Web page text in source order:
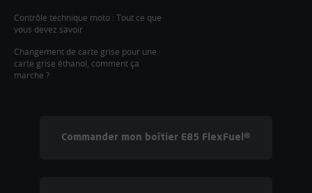
Contrôle technique moto : Tout ce que
vous devez savoir
Changement de carte grise pour une
carte grise éthanol, comment ça
marche ?
Commander mon boîtier E85 FlexFuel®